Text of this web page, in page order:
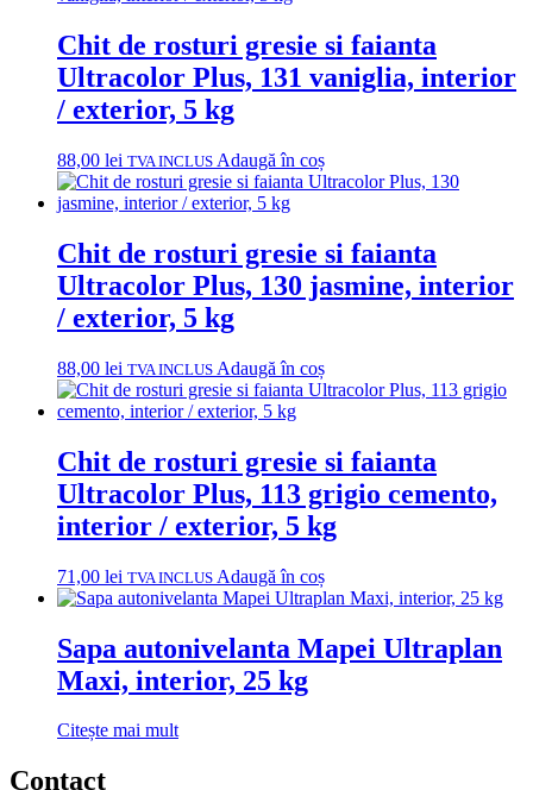
Chit de rosturi gresie si faianta
Ultracolor Plus, 131 vaniglia, interior
/ exterior, 5 kg
88,00 lei TVA INCLUS Adaugă în coș
Chit de rosturi gresie si faianta
Ultracolor Plus, 130 jasmine, interior
/ exterior, 5 kg
88,00 lei TVA INCLUS Adaugă în coș
Chit de rosturi gresie si faianta
Ultracolor Plus, 113 grigio cemento,
interior / exterior, 5 kg
71,00 lei TVA INCLUS Adaugă în coș
Sapa autonivelanta Mapei Ultraplan
Maxi, interior, 25 kg
Citește mai mult
Contact